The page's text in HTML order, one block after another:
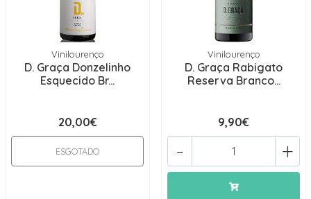
Vinilourenço
D. Graça Donzelinho
Esquecido Br...
20,00€
ESGOTADO
Vinilourenço
D. Graça Rabigato
Reserva Branco...
9,90€
+
-